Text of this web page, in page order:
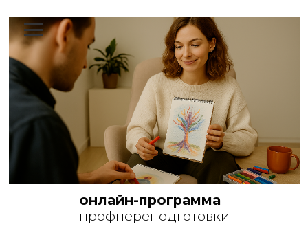
онлайн-программа
профпереподготовки
Профессия:
арт-терапевт
(2 ступень)